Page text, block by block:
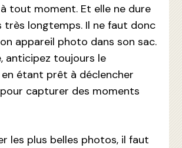
tout moment. Et elle ne dure
très longtemps. Il ne faut donc
appareil photo dans son sac.
anticipez toujours le
étant prêt à déclencher
capturer des moments
les plus belles photos, il faut